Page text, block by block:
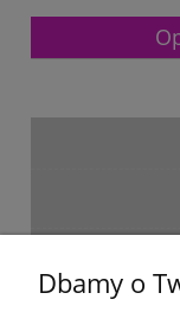
Dbamy o